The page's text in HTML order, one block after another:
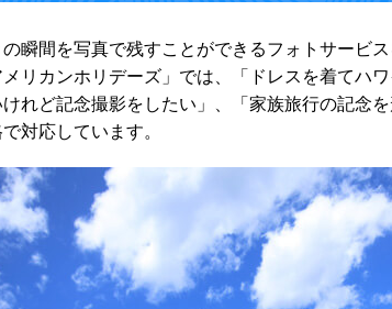
瞬間を写真で残すことができるフォトサービ
リカンホリデーズ」では、「ドレスを着てハ
けれど記念撮影をしたい」、「家族旅行の記念
対応しています。